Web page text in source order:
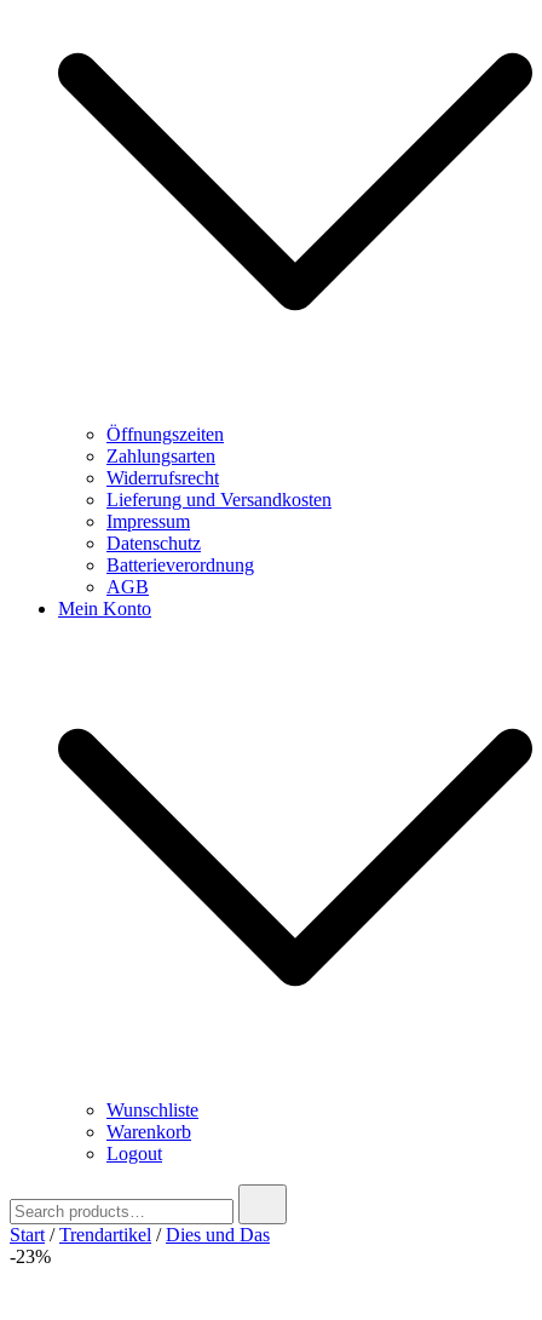
Öffnungszeiten
Zahlungsarten
Widerrufsrecht
Lieferung und Versandkosten
Impressum
Datenschutz
Batterieverordnung
AGB
Mein Konto
Wunschliste
Warenkorb
Logout
for:
Start /Trendartikel /Dies und Das
-23%